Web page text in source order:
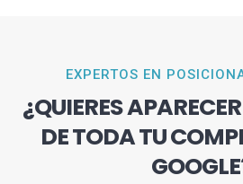
EXPERTOS EN
¿QUIERES
DE TODA TU